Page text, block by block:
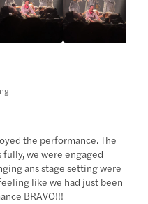
the performance. The
we were engaged
ans stage setting were
like we had just been
BRAVO!!!